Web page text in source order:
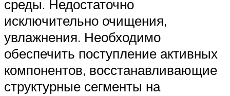
среды. Недостаточно
исключительно очищения,
увлажнения. Необходимо
обеспечить поступление активных
компонентов, восстанавливающие
структурные сегменты на